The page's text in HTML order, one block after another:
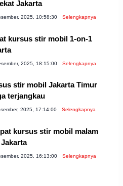
Jakarta
2025, 10:58:30 Selengkapnya
kursus stir mobil 1-on-1
2025, 18:15:00 Selengkapnya
stir mobil Jakarta Timur
terjangkau
2025, 17:14:00 Selengkapnya
kursus stir mobil malam
2025, 16:13:00 Selengkapnya